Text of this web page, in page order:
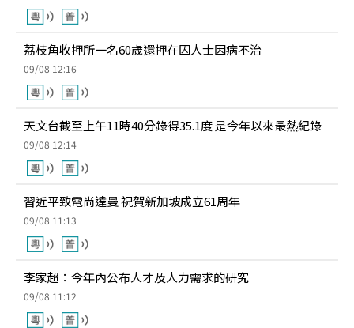
荔枝角收押所一名60歲還押在囚人士因病不治
09/08 12:16
天文台截至上午11時40分錄得35.1度 是今年以來最熱紀錄
09/08 12:14
習近平致電尚達曼 祝賀新加坡成立61周年
09/08 11:13
李家超：今年內公布人才及人力需求的研究
09/08 11:12